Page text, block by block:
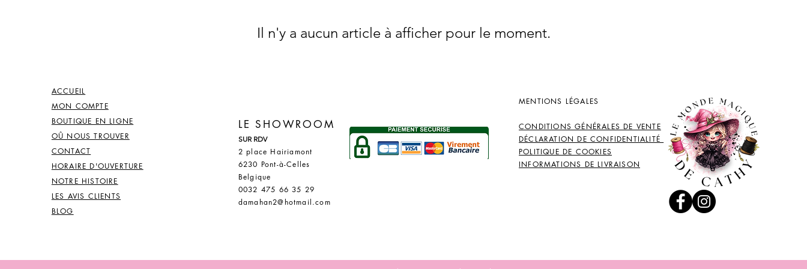
Il n'y a aucun article à afficher pour le moment.
ACCUEIL
MON COMPTE
BOUTIQUE EN LIGNE
OÛ NOUS TROUVER
CONTACT
HORAIRE D'OUVERTURE
NOTRE HISTOIRE
LES AVIS CLIENTS
BLOG
LE SHOWROOM
SUR RDV
2 place Hairiamont
6230 Pont-à-Celles
Belgique
0032 475 66 35 29
damahan2@hotmail.com
MENTIONS LÉGALES
CONDITIONS GÉNÉRALES DE VENTE
DÉCLARATION DE CONFIDENTIALITÉ
POLITIQUE DE COOKIES
INFORMATIONS DE LIVRAISON